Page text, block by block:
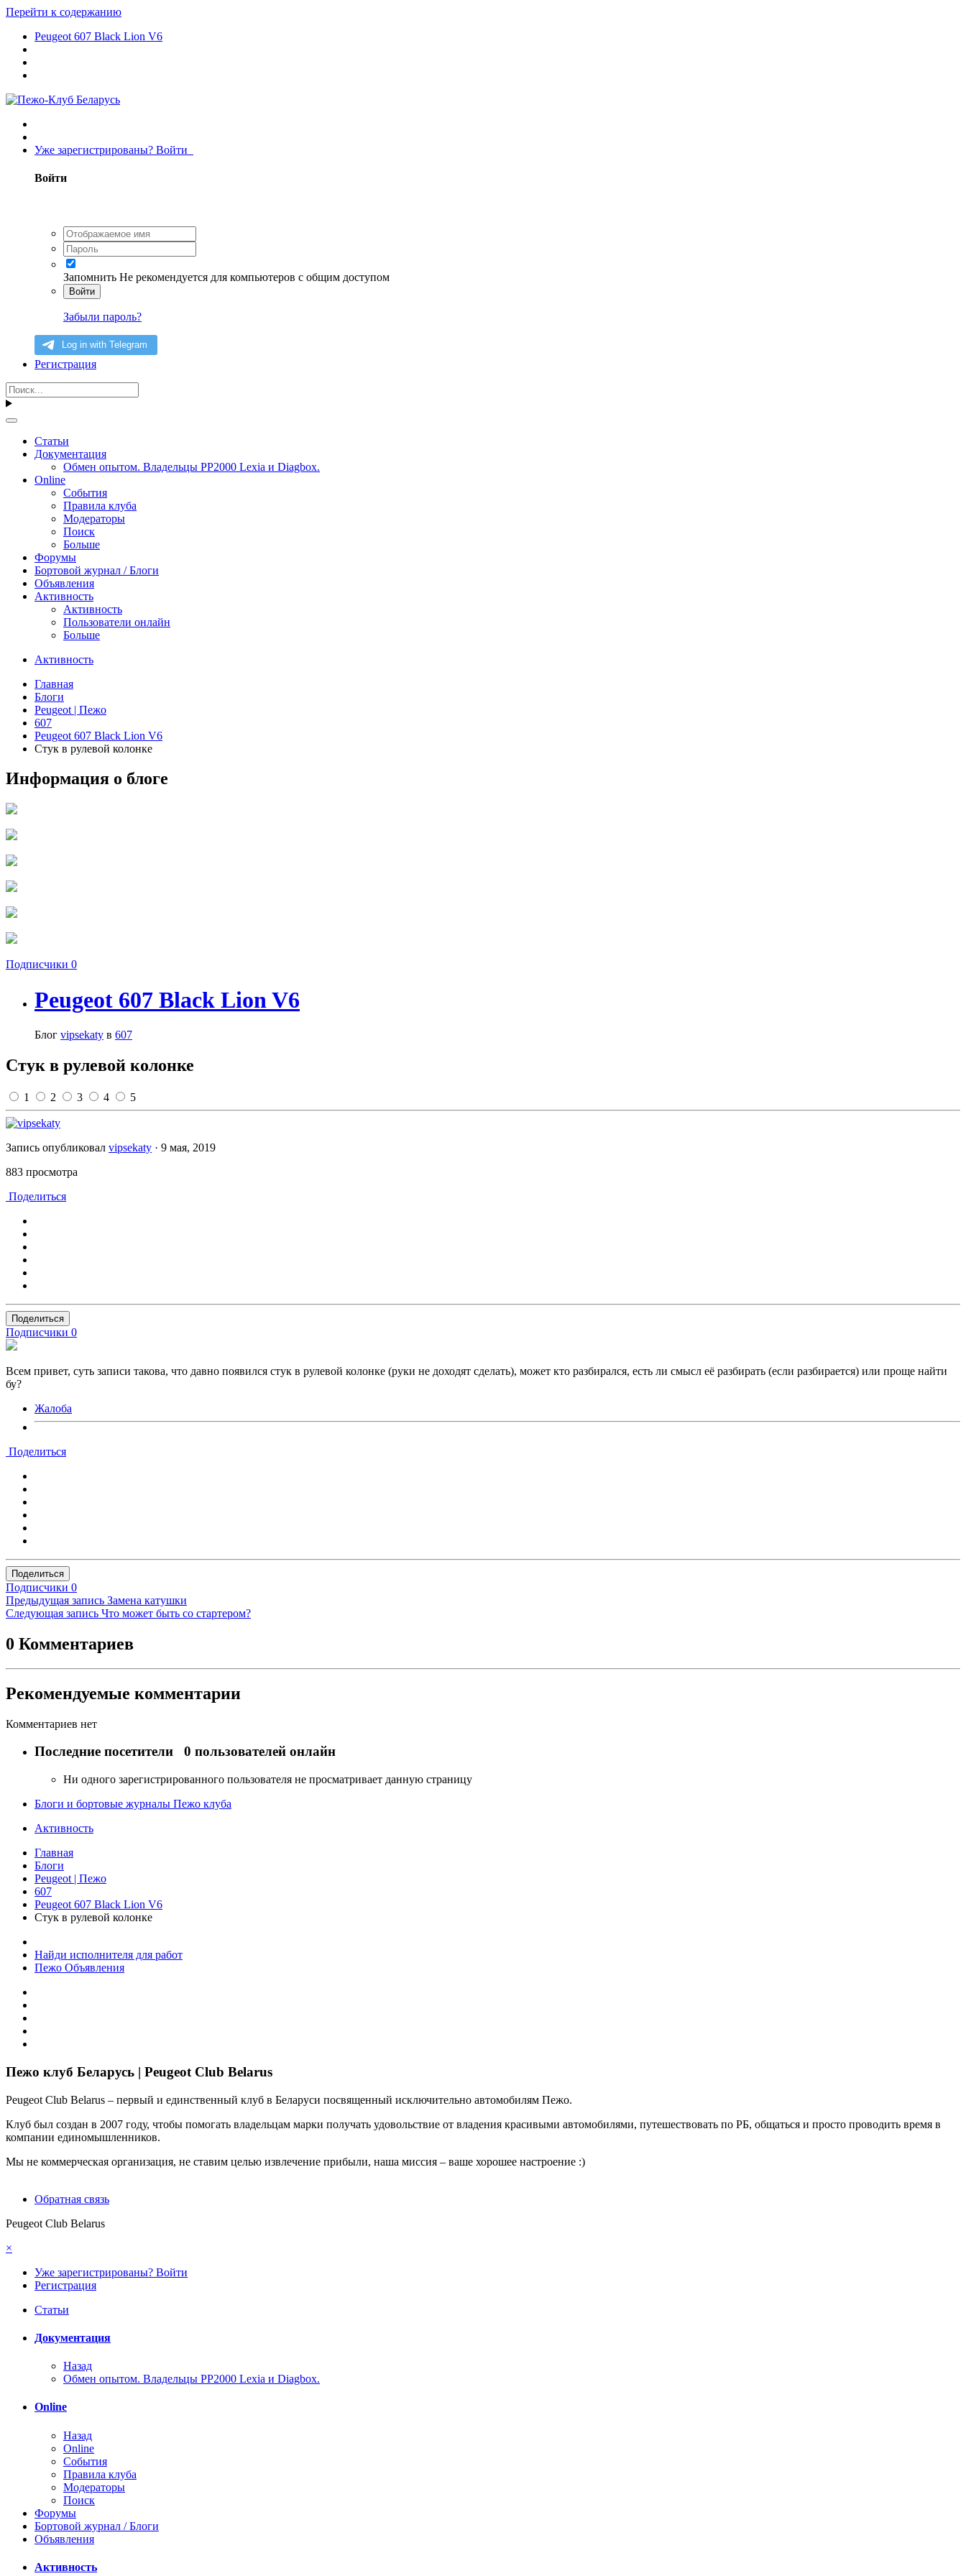
Перейти к содержанию
Peugeot 607 Black Lion V6
Уже зарегистрированы? Войти
Войти
Запомнить Не рекомендуется для компьютеров с общим доступом
Войти
Забыли пароль?
Регистрация
Статьи
Документация
Обмен опытом. Владельцы PP2000 Lexia и Diagbox.
Online
События
Правила клуба
Модераторы
Поиск
Больше
Форумы
Бортовой журнал / Блоги
Объявления
Активность
Активность
Пользователи онлайн
Больше
Активность
Главная
Блоги
Peugeot | Пежо
607
Peugeot 607 Black Lion V6
Стук в рулевой колонке
Информация о блоге
Подписчики 0
Peugeot 607 Black Lion V6
Блог vipsekaty в 607
Стук в рулевой колонке
1 2 3 4 5
Запись опубликовал vipsekaty · 9 мая, 2019
883 просмотра
Поделиться
Поделиться
Подписчики 0
Всем привет, суть записи такова, что давно появился стук в рулевой колонке (руки не доходят сделать), может кто разбирался, есть ли смысл её разбирать (если разбирается) или проще найти
бу?
Жалоба
Поделиться
Поделиться
Подписчики 0
Предыдущая запись Замена катушки
Следующая запись Что может быть со стартером?
0 Комментариев
Рекомендуемые комментарии
Комментариев нет
Последние посетители 0 пользователей онлайн
Ни одного зарегистрированного пользователя не просматривает данную страницу
Блоги и бортовые журналы Пежо клуба
Активность
Главная
Блоги
Peugeot | Пежо
607
Peugeot 607 Black Lion V6
Стук в рулевой колонке
Найди исполнителя для работ
Пежо Объявления
Пежо клуб Беларусь | Peugeot Club Belarus
Peugeot Club Belarus – первый и единственный клуб в Беларуси посвященный исключительно автомобилям Пежо.
Клуб был создан в 2007 году, чтобы помогать владельцам марки получать удовольствие от владения красивыми автомобилями, путешествовать по РБ, общаться и просто проводить время в
компании единомышленников.
Мы не коммерческая организация, не ставим целью извлечение прибыли, наша миссия – ваше хорошее настроение :)
Обратная связь
Peugeot Club Belarus
×
Уже зарегистрированы? Войти
Регистрация
Статьи
Документация
Назад
Обмен опытом. Владельцы PP2000 Lexia и Diagbox.
Online
Назад
Online
События
Правила клуба
Модераторы
Поиск
Форумы
Бортовой журнал / Блоги
Объявления
Активность